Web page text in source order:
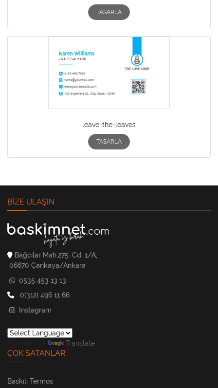
TASARLA
leave-the-leaves
TASARLA
BIZE ULAŞIN
Bağcılar Mah.275. Cd. 1/A,
06670 Çankaya/Ankara
0535 453 13 13
0(312) 496 11 66
Instagram
Translate
ÇOK SATANLAR
Baskılı Termos